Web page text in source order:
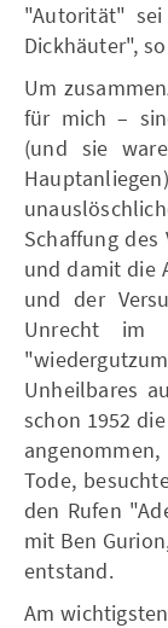
"Autorität"
Dickhäuter",
Um
für mich –
(und sie
Schaffung
und damit die
und der
Unrecht im
Unheilbares
schon 1952
Tode,
den Rufen
mit Ben
entstand.
Am